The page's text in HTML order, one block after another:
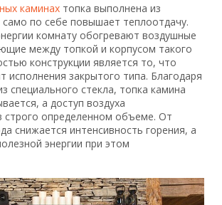
каминах топка выполнена из
по себе повышает теплоотдачу.
комнату обогревают воздушные
между топкой и корпусом такого
конструкции является то, что
исполнения закрытого типа. Благодаря
специального стекла, топка камина
а доступ воздуха
строго определенном объеме. От
снижается интенсивность горения, а
энергии при этом